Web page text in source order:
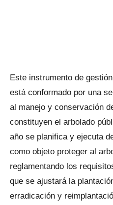
Este instrumento de
está conformado por una
al manejo y conservación
constituyen el arbolado
año se planifica y ejecuta
como objeto proteger al
reglamentando los
que se ajustará la
erradicación y